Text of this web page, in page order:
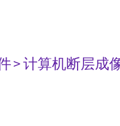
> 计算机断层成